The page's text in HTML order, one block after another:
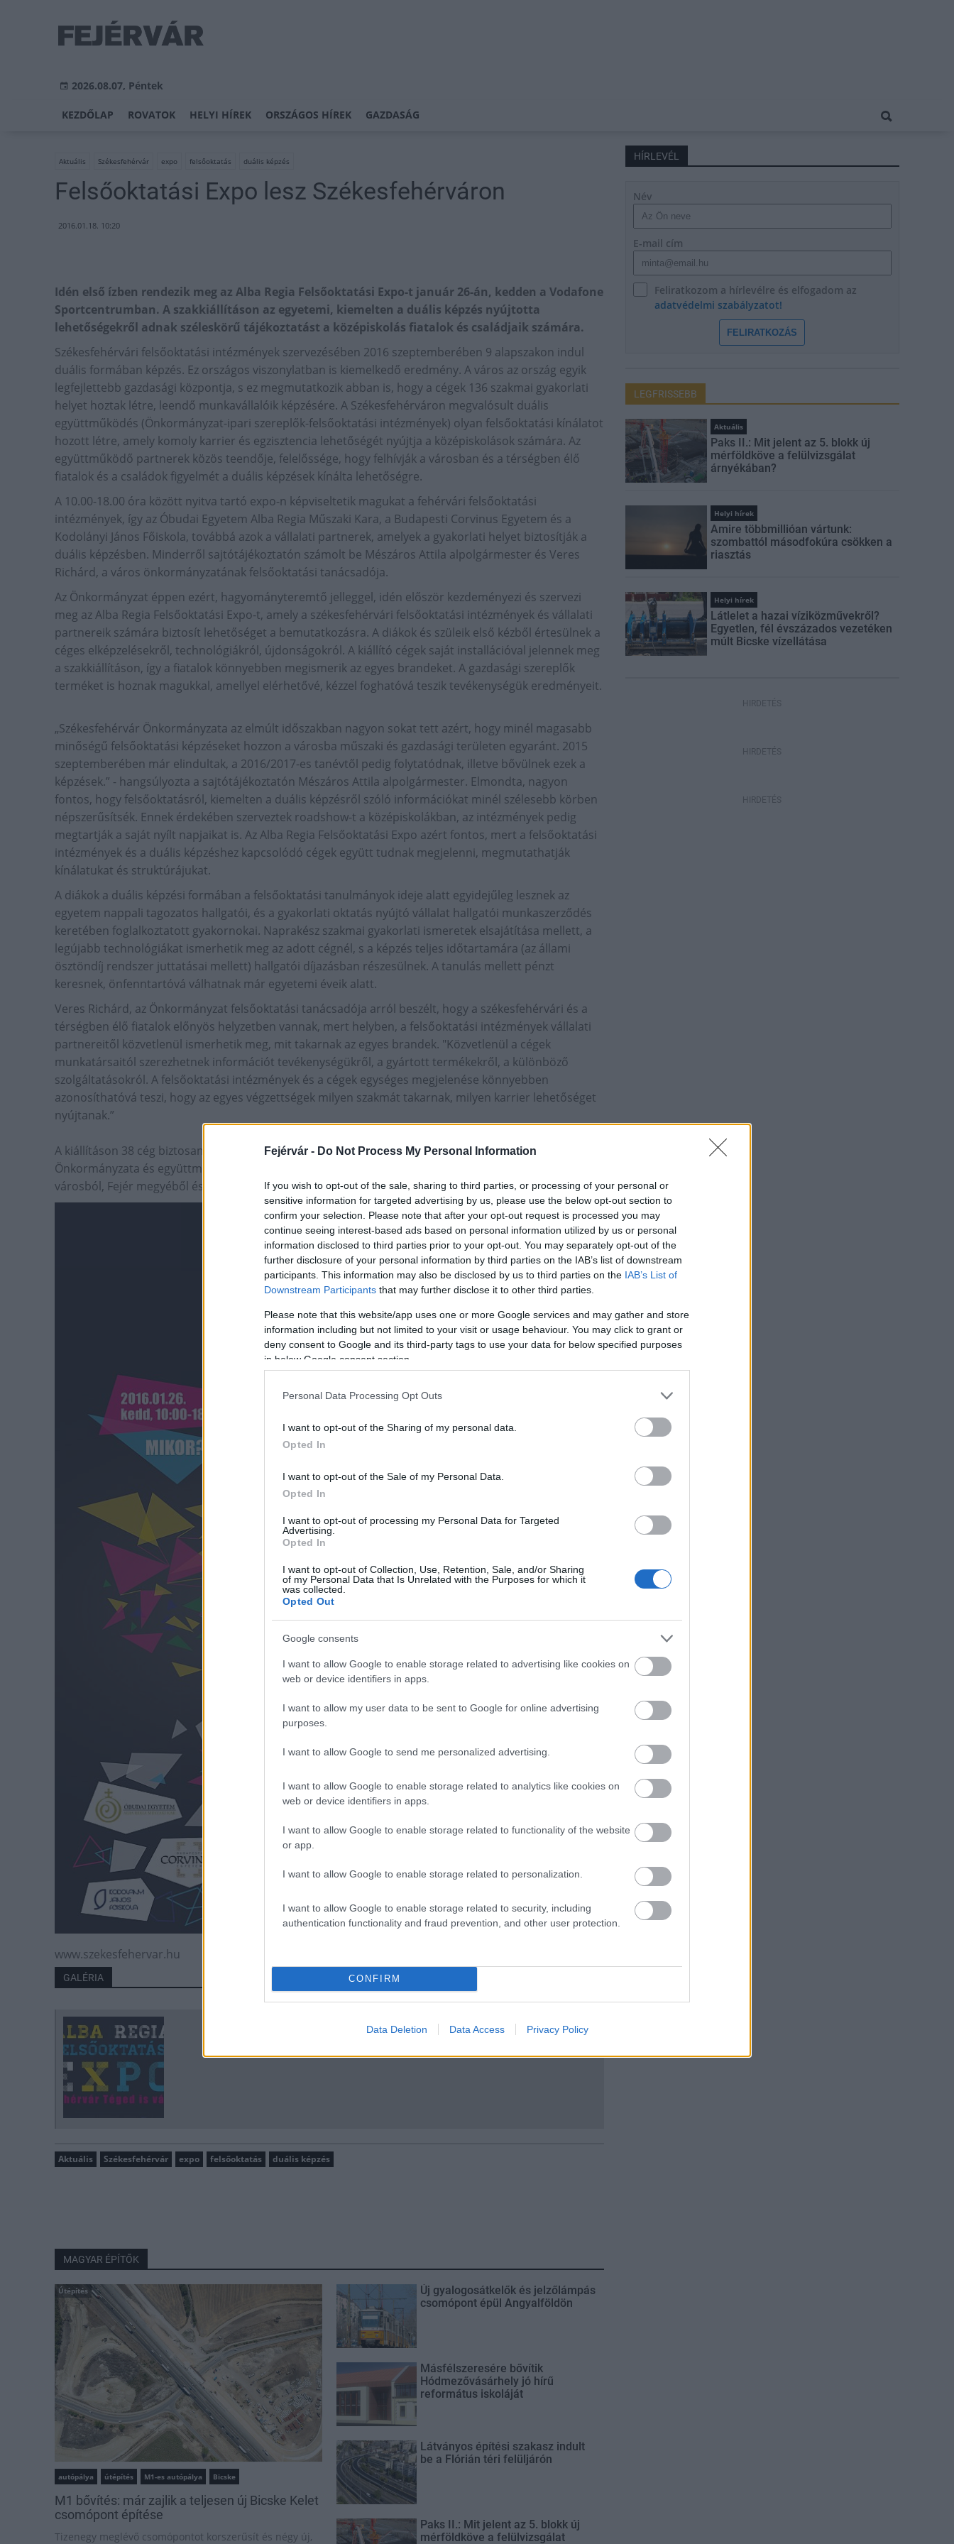
Fejérvár - Do Not Process My Personal Information
If you wish to opt-out of the sale, sharing to third parties, or processing of your personal or
sensitive information for targeted advertising by us, please use the below opt-out section to
confirm your selection. Please note that after your opt-out request is processed you may
continue seeing interest-based ads based on personal information utilized by us or personal
information disclosed to third parties prior to your opt-out. You may separately opt-out of the
further disclosure of your personal information by third parties on the IAB’s list of downstream
participants. This information may also be disclosed by us to third parties on the IAB’s List of
Downstream Participants that may further disclose it to other third parties.
Please note that this website/app uses one or more Google services and may gather and store
information including but not limited to your visit or usage behaviour. You may click to grant or
deny consent to Google and its third-party tags to use your data for below specified purposes
in below Google consent section.
Personal Data Processing Opt Outs
I want to opt-out of the Sharing of my personal data.
Opted In
I want to opt-out of the Sale of my Personal Data.
Opted In
I want to opt-out of processing my Personal Data for Targeted
Advertising.
Opted In
I want to opt-out of Collection, Use, Retention, Sale, and/or Sharing
of my Personal Data that Is Unrelated with the Purposes for which it
was collected.
Opted Out
Google consents
I want to allow Google to enable storage related to advertising like cookies on
web or device identifiers in apps.
I want to allow my user data to be sent to Google for online advertising
purposes.
I want to allow Google to send me personalized advertising.
I want to allow Google to enable storage related to analytics like cookies on
web or device identifiers in apps.
I want to allow Google to enable storage related to functionality of the website
or app.
I want to allow Google to enable storage related to personalization.
I want to allow Google to enable storage related to security, including
authentication functionality and fraud prevention, and other user protection.
CONFIRM
Data Deletion Data Access Privacy Policy
2026.08.07, Péntek
KEZDŐLAP ROVATOK HELYI HÍREK ORSZÁGOS HÍREK GAZDASÁG
Aktuális Székesfehérvár expo felsőoktatás duális képzés
Felsőoktatási Expo lesz Székesfehérváron
2016.01.18. 10:20
Idén első ízben rendezik meg az Alba Regia Felsőoktatási Expo-t január 26-án, kedden a Vodafone
Sportcentrumban. A szakkiállításon az egyetemi, kiemelten a duális képzés nyújtotta
lehetőségekről adnak széleskörű tájékoztatást a középiskolás fiatalok és családjaik számára.
Székesfehérvári felsőoktatási intézmények szervezésében 2016 szeptemberében 9 alapszakon indul
duális formában képzés. Ez országos viszonylatban is kiemelkedő eredmény. A város az ország egyik
legfejlettebb gazdasági központja, s ez megmutatkozik abban is, hogy a cégek 136 szakmai gyakorlati
helyet hoztak létre, leendő munkavállalóik képzésére. A Székesfehérváron megvalósult duális
együttműködés (Önkormányzat-ipari szereplők-felsőoktatási intézmények) olyan felsőoktatási kínálatot
hozott létre, amely komoly karrier és egzisztencia lehetőségét nyújtja a középiskolások számára. Az
együttműködő partnerek közös teendője, felelőssége, hogy felhívják a városban és a térségben élő
fiatalok és a családok figyelmét a duális képzések kínálta lehetőségre.
A 10.00-18.00 óra között nyitva tartó expo-n képviseltetik magukat a fehérvári felsőoktatási
intézmények, így az Óbudai Egyetem Alba Regia Műszaki Kara, a Budapesti Corvinus Egyetem és a
Kodolányi János Főiskola, továbbá azok a vállalati partnerek, amelyek a gyakorlati helyet biztosítják a
duális képzésben. Minderről sajtótájékoztatón számolt be Mészáros Attila alpolgármester és Veres
Richárd, a város önkormányzatának felsőoktatási tanácsadója.
Az Önkormányzat éppen ezért, hagyományteremtő jelleggel, idén először kezdeményezi és szervezi
meg az Alba Regia Felsőoktatási Expo-t, amely a székesfehérvári felsőoktatási intézmények és vállalati
partnereik számára biztosít lehetőséget a bemutatkozásra. A diákok és szüleik első kézből értesülnek a
céges elképzelésekről, technológiákról, újdonságokról. A kiállító cégek saját installációval jelennek meg
a szakkiállításon, így a fiatalok könnyebben megismerik az egyes brandeket. A gazdasági szereplők
terméket is hoznak magukkal, amellyel elérhetővé, kézzel foghatóvá teszik tevékenységük eredményeit.
„Székesfehérvár Önkormányzata az elmúlt időszakban nagyon sokat tett azért, hogy minél magasabb
minőségű felsőoktatási képzéseket hozzon a városba műszaki és gazdasági területen egyaránt. 2015
szeptemberében már elindultak, a 2016/2017-es tanévtől pedig folytatódnak, illetve bővülnek ezek a
képzések.” - hangsúlyozta a sajtótájékoztatón Mészáros Attila alpolgármester. Elmondta, nagyon
fontos, hogy felsőoktatásról, kiemelten a duális képzésről szóló információkat minél szélesebb körben
népszerűsítsék. Ennek érdekében szerveztek roadshow-t a középiskolákban, az intézmények pedig
megtartják a saját nyílt napjaikat is. Az Alba Regia Felsőoktatási Expo azért fontos, mert a felsőoktatási
intézmények és a duális képzéshez kapcsolódó cégek együtt tudnak megjelenni, megmutathatják
kínálatukat és struktúrájukat.
A diákok a duális képzési formában a felsőoktatási tanulmányok ideje alatt egyidejűleg lesznek az
egyetem nappali tagozatos hallgatói, és a gyakorlati oktatás nyújtó vállalat hallgatói munkaszerződés
keretében foglalkoztatott gyakornokai. Naprakész szakmai gyakorlati ismeretek elsajátítása mellett, a
legújabb technológiákat ismerhetik meg az adott cégnél, s a képzés teljes időtartamára (az állami
ösztöndíj rendszer juttatásai mellett) hallgatói díjazásban részesülnek. A tanulás mellett pénzt
keresnek, önfenntartóvá válhatnak már egyetemi éveik alatt.
Veres Richárd, az Önkormányzat felsőoktatási tanácsadója arról beszélt, hogy a székesfehérvári és a
térségben élő fiatalok előnyös helyzetben vannak, mert helyben, a felsőoktatási intézmények vállalati
partnereitől közvetlenül ismerhetik meg, mit takarnak az egyes brandek. "Közvetlenül a cégek
munkatársaitól szerezhetnek információt tevékenységükről, a gyártott termékekről, a különböző
szolgáltatásokról. A felsőoktatási intézmények és a cégek egységes megjelenése könnyebben
azonosíthatóvá teszi, hogy az egyes végzettségek milyen szakmát takarnak, milyen karrier lehetőséget
nyújtanak.”
A kiállításon 38 cég biztosan ott lesz és további lehetőség is van még a kitelepülésre. Székesfehérvár
Önkormányzata és együttműködő partnerei nagy szeretettel várnak minden érdeklődő fiatalt a
városból, Fejér megyéből és az ország minden részéből egyaránt.
www.szekesfehervar.hu
GALÉRIA
Aktuális Székesfehérvár expo felsőoktatás duális képzés
MAGYAR ÉPÍTŐK
Útépítés
autópálya útépítés M1-es autópálya Bicske
M1 bővítés: már zajlik a teljesen új Bicske Kelet
csomópont építése
Tizenegy meglévő csomópontot korszerűsít és négy új,
Új gyalogosátkelők és jelzőlámpás
csomópont épül Angyalföldön
Másfélszeresére bővítik
Hódmezővásárhely jó hírű
református iskoláját
Látványos építési szakasz indult
be a Flórián téri felüljárón
Paks II.: Mit jelent az 5. blokk új
mérföldköve a felülvizsgálat
HÍRLEVÉL
Név
E-mail cím
Feliratkozom a hírlevélre és elfogadom az
adatvédelmi szabályzatot!
FELIRATKOZÁS
LEGFRISSEBB
Aktuális
Paks II.: Mit jelent az 5. blokk új
mérföldköve a felülvizsgálat
árnyékában?
Helyi hírek
Amire többmillióan vártunk:
szombattól másodfokúra csökken a
riasztás
Helyi hírek
Látlelet a hazai víziközművekről?
Egyetlen, fél évszázados vezetéken
múlt Bicske vízellátása
HIRDETÉS
HIRDETÉS
HIRDETÉS